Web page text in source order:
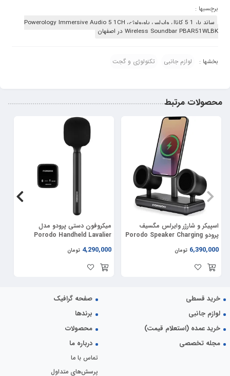
کیفیت‌ترین سیستم‌های صوتی در دسته‌ی خود محسوب می‌شود. این توانایی بالا
امکان تولید صدایی قوی و پرفراز و نشیب را فراهم می‌کند که به تجربه‌ی سینمایی
تجربه‌ی صدای سینمایی
سینمایی با کیفیتی بی‌نظیر را فراهم می‌کند. این فناوری از الگوریتم‌های پیشرفته‌ای
استفاده می‌کند که باعث بهبود کیفیت صدا، افزایش وسیع‌ترین دینامیک صوتی و
ریموت کنترل
همچنین، حضور ریموت کنترل در این ساندبار از کاربران امکان کنترل آسان و راحت
برای تنظیمات صدا و ویژگی‌های دیگر را فراهم می‌کند، که این امر به تجربه‌ی کاربری
راحت و لذت‌بخش اضافه می‌کند.با این ویژگی‌ها و توانایی‌های برجسته، ساندبار
Powerology Immersive Audio 5.1CH یک انتخاب عالی برای علاقه‌مندان به
تجربه‌ی سینمایی با کیفیت و واقع‌گرایانه می‌باشد.
برچسبها :
ساند بار 5.1 کانال وایرلس پاورولوژی Powerology Immersive Audio 5.1CH
Wireless Soundbar PBAR51WLBK در اصفهان
بخشها : لوازم جانبی تکنولوژی و گجت
محصولات مرتبط
اسپیکر و شارژر وایرلس مگسیف
پرودو Porodo Speaker Charging
6,390,000 تومان
میکروفون دستی پرودو مدل
Porodo Handheld Lavalier
4,290,000 تومان
خرید قسطی
صفحه گرافیک
لوازم جانبی
برندها
خرید عمده (استعلام قیمت)
محصولات
مجله تخصصی
درباره ما
تماس با ما
پرسش‌های متداول